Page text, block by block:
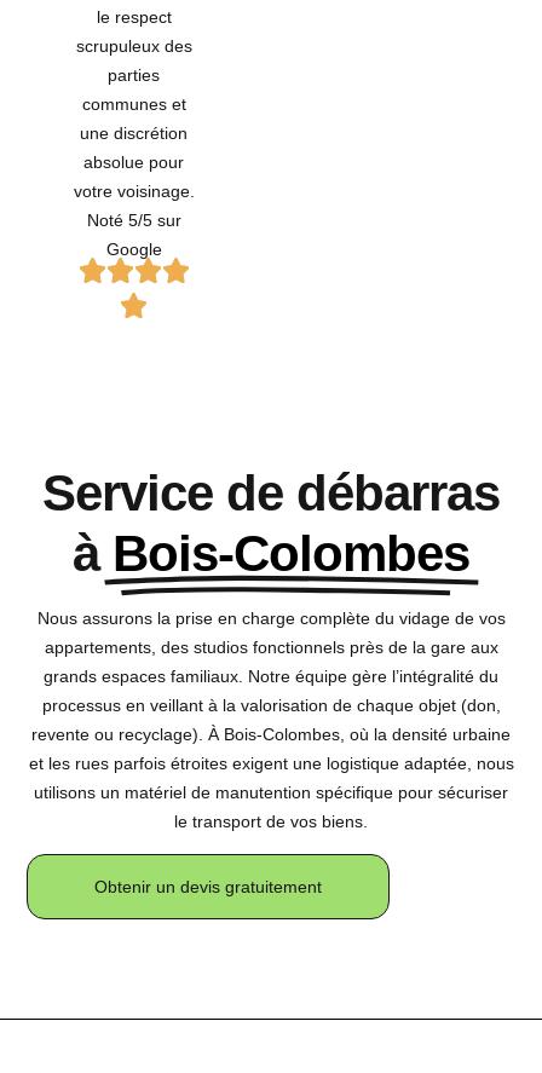
le respect
scrupuleux des
parties
communes et
une discrétion
absolue pour
votre voisinage.
Noté 5/5 sur
Google
Service de débarras
à Bois-Colombes
Nous assurons la prise en charge complète du vidage de vos
appartements, des studios fonctionnels près de la gare aux
grands espaces familiaux. Notre équipe gère l’intégralité du
processus en veillant à la valorisation de chaque objet (don,
revente ou recyclage). À Bois-Colombes, où la densité urbaine
et les rues parfois étroites exigent une logistique adaptée, nous
utilisons un matériel de manutention spécifique pour sécuriser
le transport de vos biens.
Obtenir un devis gratuitement